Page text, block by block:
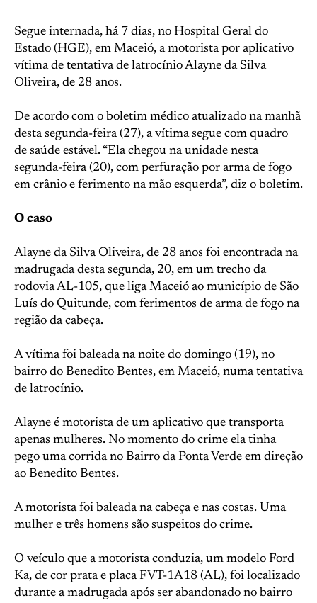
Segue internada, há 7 dias, no Hospital Geral do
Estado (HGE), em Maceió, a motorista por aplicativo
vítima de tentativa de latrocínio Alayne da Silva
Oliveira, de 28 anos.
De acordo com o boletim médico atualizado na manhã
desta segunda-feira (27), a vítima segue com quadro
de saúde estável. “Ela chegou na unidade nesta
segunda-feira (20), com perfuração por arma de fogo
em crânio e ferimento na mão esquerda”, diz o boletim.
O caso
Alayne da Silva Oliveira, de 28 anos foi encontrada na
madrugada desta segunda, 20, em um trecho da
rodovia AL-105, que liga Maceió ao município de São
Luís do Quitunde, com ferimentos de arma de fogo na
região da cabeça.
A vítima foi baleada na noite do domingo (19), no
bairro do Benedito Bentes, em Maceió, numa tentativa
de latrocínio.
Alayne é motorista de um aplicativo que transporta
apenas mulheres. No momento do crime ela tinha
pego uma corrida no Bairro da Ponta Verde em direção
ao Benedito Bentes.
A motorista foi baleada na cabeça e nas costas. Uma
mulher e três homens são suspeitos do crime.
O veículo que a motorista conduzia, um modelo Ford
Ka, de cor prata e placa FVT-1A18 (AL), foi localizado
durante a madrugada após ser abandonado no bairro